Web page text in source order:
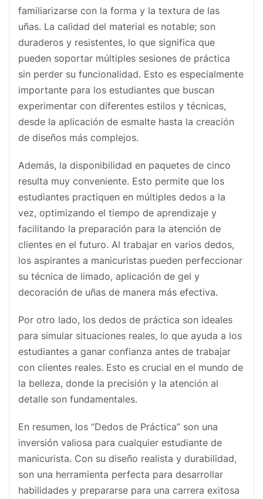
familiarizarse con la forma y la textura de las
uñas. La calidad del material es notable; son
duraderos y resistentes, lo que significa que
pueden soportar múltiples sesiones de práctica
sin perder su funcionalidad. Esto es especialmente
importante para los estudiantes que buscan
experimentar con diferentes estilos y técnicas,
desde la aplicación de esmalte hasta la creación
de diseños más complejos.
Además, la disponibilidad en paquetes de cinco
resulta muy conveniente. Esto permite que los
estudiantes practiquen en múltiples dedos a la
vez, optimizando el tiempo de aprendizaje y
facilitando la preparación para la atención de
clientes en el futuro. Al trabajar en varios dedos,
los aspirantes a manicuristas pueden perfeccionar
su técnica de limado, aplicación de gel y
decoración de uñas de manera más efectiva.
Por otro lado, los dedos de práctica son ideales
para simular situaciones reales, lo que ayuda a los
estudiantes a ganar confianza antes de trabajar
con clientes reales. Esto es crucial en el mundo de
la belleza, donde la precisión y la atención al
detalle son fundamentales.
En resumen, los “Dedos de Práctica” son una
inversión valiosa para cualquier estudiante de
manicurista. Con su diseño realista y durabilidad,
son una herramienta perfecta para desarrollar
habilidades y prepararse para una carrera exitosa